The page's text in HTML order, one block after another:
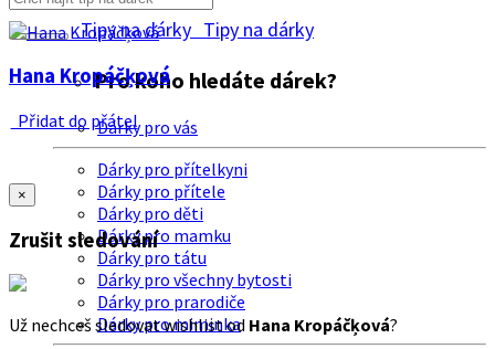
Tipy na dárky Tipy na dárky
Pro koho hledáte dárek?
Dárky pro vás
Dárky pro přítelkyni
Dárky pro přítele
Dárky pro děti
Dárky pro mamku
Dárky pro tátu
Dárky pro všechny bytosti
Dárky pro prarodiče
Dárky pro miminka
Hana Kropáčķová
Přidat do přátel
×
Zrušit sledování
Už nechceš sledovat wishlist od Hana Kropáčķová?